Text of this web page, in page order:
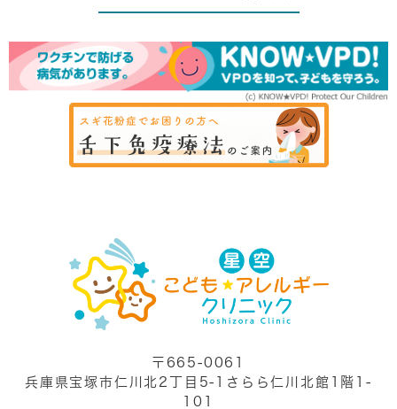
〒665-0061
兵庫県宝塚市仁川北2丁目5-1さらら仁川北館1階1-
101